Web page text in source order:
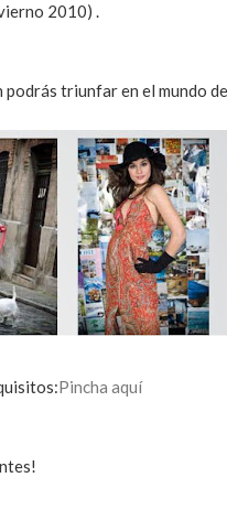
2010) .
triunfar en el mundo
Pincha aquí